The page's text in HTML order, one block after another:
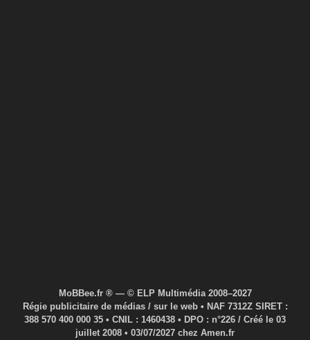
MoBBee.fr ® — © ELP Multimédia 2008–2027
Régie publicitaire de médias / sur le web • NAF 7312Z SIRET :
388 570 400 000 35 • CNIL : 1460438 • DPO : n°226 / Créé le 03
juillet 2008 • 03/07/2027 chez Amen.fr